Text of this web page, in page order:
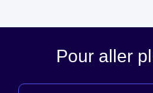
Pour aller